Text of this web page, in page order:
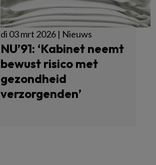
di 03 mrt 2026 | Nieuws
NU’91: ‘Kabinet neemt
bewust risico met
gezondheid
verzorgenden’